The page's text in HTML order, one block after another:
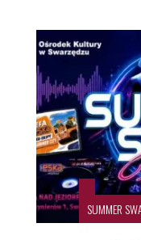
SUMMER